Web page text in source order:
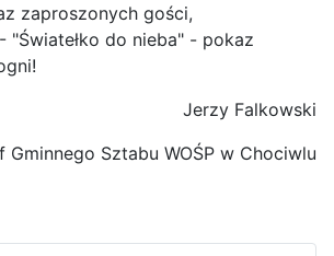
zaproszonych gości,
"Światełko do nieba" - pokaz
Jerzy Falkowski
Gminnego Sztabu WOŚP w Chociwlu